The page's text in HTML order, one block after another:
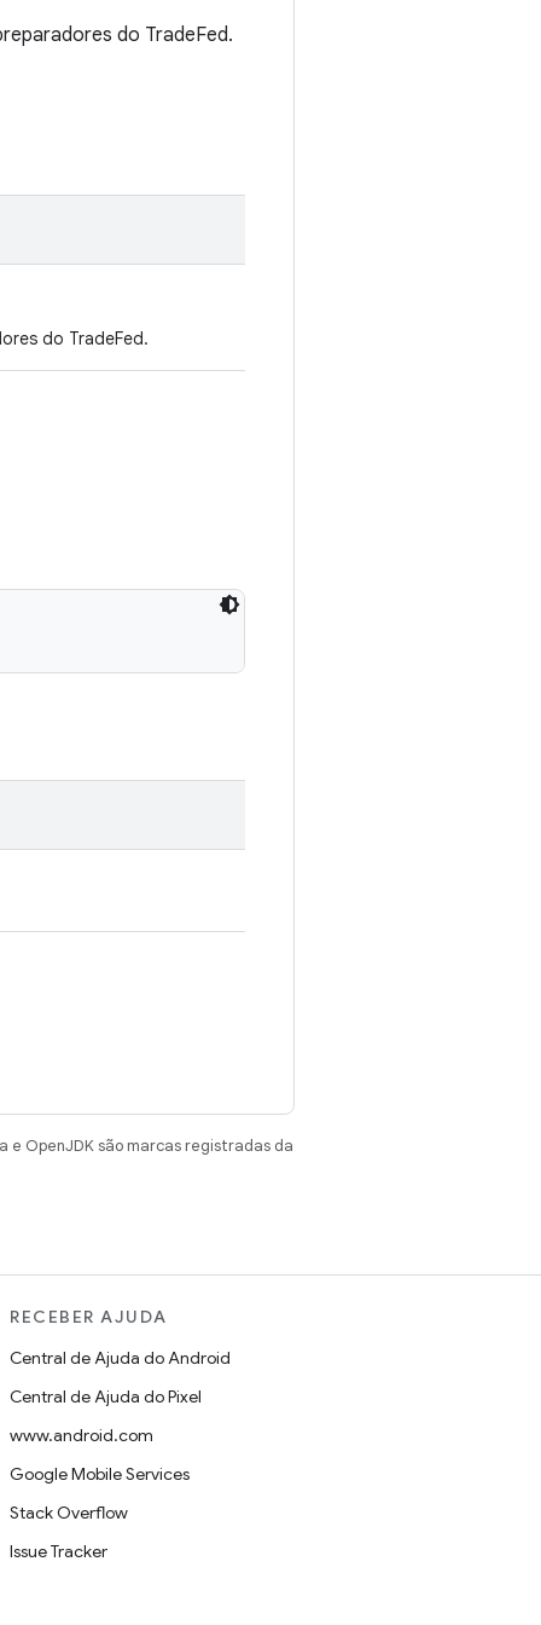
do TradeFed.
do TradeFed.
e OpenJDK são marcas registradas da
RECEBER AJUDA
Central de Ajuda do Android
Central de Ajuda do Pixel
www.android.com
Google Mobile Services
Stack Overflow
Issue Tracker